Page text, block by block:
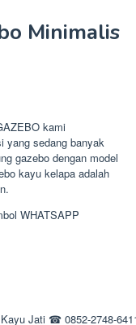
Minimalis
kami
yang sedang banyak
gazebo dengan model
kayu kelapa adalah
WHATSAPP